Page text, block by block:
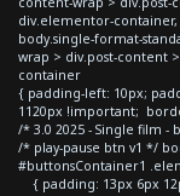
div.elementor-container,
body.single-format-
wrap > div.post-content
container
{ padding-left: 10px;
1120px !important;
/* 3.0 2025 - Single film -
/* play-pause btn v1 */
#buttonsContainer1
{ padding: 13px 6px